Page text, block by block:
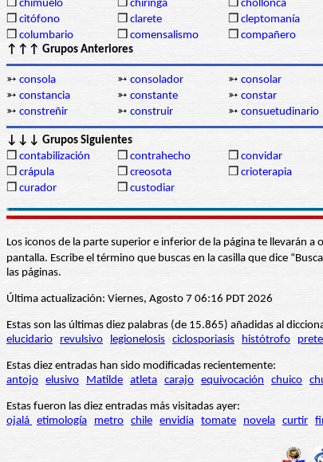
❒ chimuelo ❒ chiringa ❒ chollonca
❒ citófono ❒ clarete ❒ cleptomanía
❒ columbario ❒ comensalismo ❒ compañero
↑↑↑ Grupos Anteriores
➳ consola ➳ consolador ➳ consolar
➳ constancia ➳ constante ➳ constar
➳ constreñir ➳ construir ➳ consuetudinario
↓↓↓ Grupos Siguientes
❒ contabilización ❒ contrahecho ❒ convidar
❒ crápula ❒ creosota ❒ crioterapia
❒ curador ❒ custodiar
Los iconos de la parte superior e inferior de la página te llevarán
pantalla. Escribe el término que buscas en la casilla que dice
las páginas.
Última actualización: Viernes, Agosto 7 06:16 PDT 2026
Estas son las últimas diez palabras (de 15.865) añadidas al
elucidario
revulsivo legionelosis ciclosporiasis histótrofo
Estas diez entradas han sido modificadas recientemente:
antojo elusivo Matilde atleta carajo equivocación chuico
Estas fueron las diez entradas más visitadas ayer:
ojalá etimología metro chile envidia tomate novela curtir